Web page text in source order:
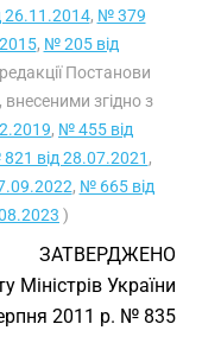
26.11.2014, № 379
, № 205 від
Постанови
внесеними згідно з
, № 455 від
від 28.07.2021 ,
, № 665 від
)
ЗАТВЕРДЖЕНО
Міністрів України
2011 р. № 835